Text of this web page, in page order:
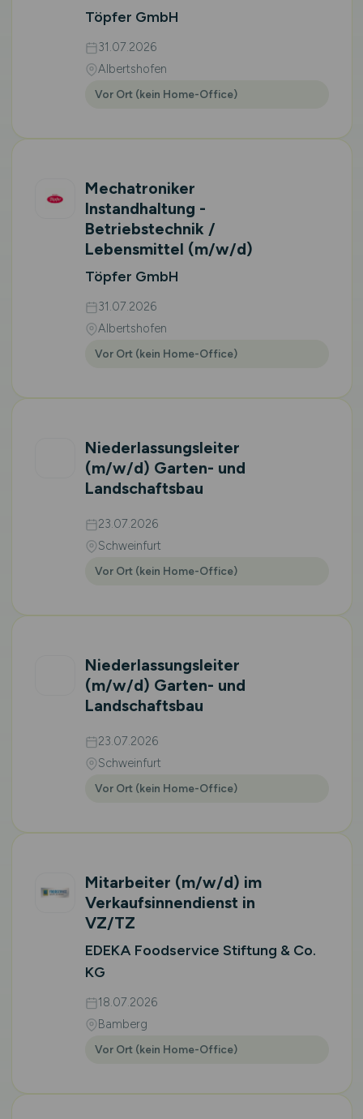
Töpfer GmbH
31.07.2026
Albertshofen
Vor Ort (kein Home-Office)
Mechatroniker
Instandhaltung -
Betriebstechnik /
Lebensmittel (m/w/d)
Töpfer GmbH
31.07.2026
Albertshofen
Vor Ort (kein Home-Office)
Niederlassungsleiter
(m/w/d) Garten- und
Landschaftsbau
23.07.2026
Schweinfurt
Vor Ort (kein Home-Office)
Niederlassungsleiter
(m/w/d) Garten- und
Landschaftsbau
23.07.2026
Schweinfurt
Vor Ort (kein Home-Office)
Mitarbeiter (m/w/d) im
Verkaufsinnendienst in
VZ/TZ
EDEKA Foodservice Stiftung & Co.
KG
18.07.2026
Bamberg
Vor Ort (kein Home-Office)